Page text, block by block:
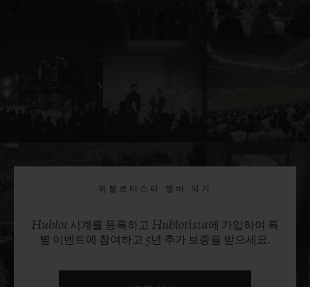
위블로티스타 멤버 되기
Hublot 시계를 등록하고 Hublotista에 가입하여 특
별 이벤트에 참여하고 5년 추가 보증을 받으세요.